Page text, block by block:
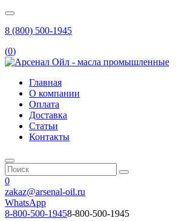
8 (800) 500-1945
(0)
Главная
О компании
Оплата
Доставка
Статьи
Контакты
0
zakaz@arsenal-oil.ru
WhatsApp
8-800-500-19458-800-500-1945